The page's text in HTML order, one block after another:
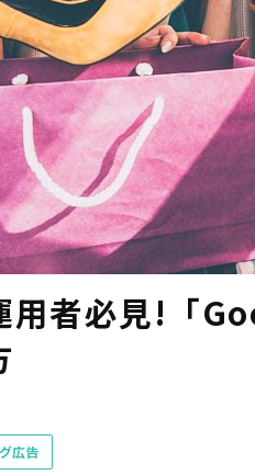
用者必見!「
広告